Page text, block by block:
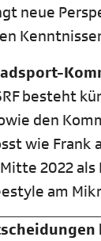
neue
besteht
den
wie Frank
2022
am